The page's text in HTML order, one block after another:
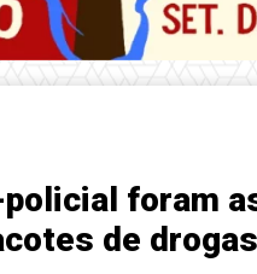
foram
de